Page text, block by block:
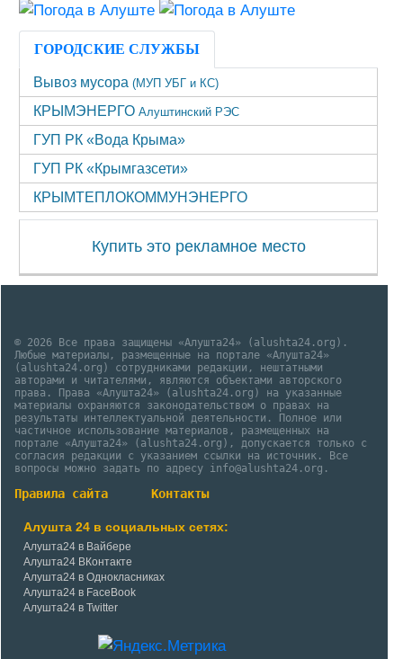
ГОРОДСКИЕ СЛУЖБЫ
Вывоз мусора (МУП УБГ и КС)
КРЫМЭНЕРГО Алуштинский РЭС
ГУП РК «Вода Крыма»
ГУП РК «Крымгазсети»
КРЫМТЕПЛОКОММУНЭНЕРГО
Купить это рекламное место
© 2026 Все права защищены «Алушта24» (alushta24.org).
Любые материалы, размещенные на портале «Алушта24»
(alushta24.org) сотрудниками редакции, нештатными
авторами и читателями, являются объектами авторского
права. Права «Алушта24» (alushta24.org) на указанные
материалы охраняются законодательством о правах на
результаты интеллектуальной деятельности. Полное или
частичное использование материалов, размещенных на
портале «Алушта24» (alushta24.org), допускается только с
согласия редакции с указанием ссылки на источник. Все
вопросы можно задать по адресу info@alushta24.org.
Правила сайта Контакты
Алушта 24 в социальных сетях:
Алушта24 в Вайбере
Алушта24 ВКонтакте
Алушта24 в Однокласниках
Алушта24 в FaceBook
Алушта24 в Twitter